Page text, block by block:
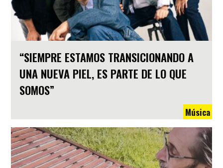
“SIEMPRE ESTAMOS TRANSICIONANDO A
UNA NUEVA PIEL, ES PARTE DE LO QUE
SOMOS”
Música